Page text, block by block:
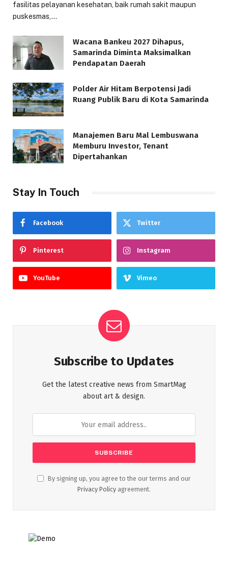
fasilitas pelayanan kesehatan, baik rumah sakit maupun
puskesmas,…
Wacana Bankeu 2027 Dihapus,
Samarinda Diminta Maksimalkan
Pendapatan Daerah
Polder Air Hitam Berpotensi Jadi
Ruang Publik Baru di Kota Samarinda
Manajemen Baru Mal Lembuswana
Memburu Investor, Tenant
Dipertahankan
Stay In Touch
Facebook Twitter
Pinterest Instagram
YouTube Vimeo
Subscribe to Updates
Get the latest creative news from SmartMag
about art & design.
By signing up, you agree to the our terms and our
Privacy Policy agreement.